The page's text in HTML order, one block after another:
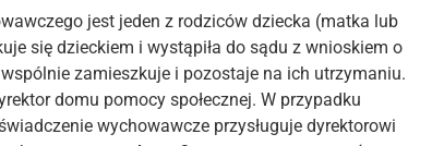
jest jeden z rodziców dziecka (matka lub
się dzieckiem i wystąpiła do sądu z wnioskiem o
zamieszkuje i pozostaje na ich utrzymaniu.
domu pomocy społecznej. W przypadku
wychowawcze przysługuje dyrektorowi